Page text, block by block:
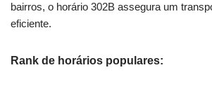
bairros, o horário 302B assegura um
eficiente.
Rank de horários populares: